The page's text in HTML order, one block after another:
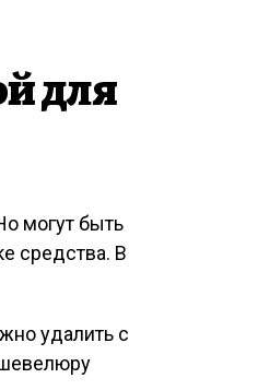
для
могут быть
средства. В
удалить с